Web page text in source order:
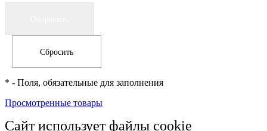
* - Поля, обязательные для заполнения
Просмотренные товары
Сайт использует файлы cookie